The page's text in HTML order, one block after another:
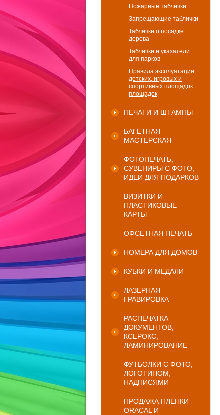
Пожарные таблички
Запрещающие таблички
Таблички о посадке
дерева
Таблички и указатели
для парков
Правила эксплуатации
детских, игровых и
спортивных площадок
площадок
ПЕЧАТИ И ШТАМПЫ
БАГЕТНАЯ
МАСТЕРСКАЯ
ФОТОПЕЧАТЬ,
СУВЕНИРЫ С ФОТО,
ИДЕИ ДЛЯ ПОДАРКОВ
ВИЗИТКИ И
ПЛАСТИКОВЫЕ
КАРТЫ
ОФСЕТНАЯ ПЕЧАТЬ
НОМЕРА ДЛЯ ДОМОВ
КУБКИ И МЕДАЛИ
ЛАЗЕРНАЯ
ГРАВИРОВКА
РАСПЕЧАТКА
ДОКУМЕНТОВ,
КСЕРОКС,
ЛАМИНИРОВАНИЕ
ФУТБОЛКИ С ФОТО,
ЛОГОТИПОМ,
НАДПИСЯМИ
ПРОДАЖА ПЛЕНКИ
ORACAL И